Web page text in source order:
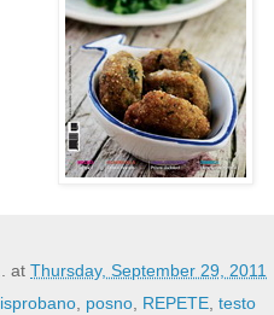
at Thursday, September 29, 2011
isprobano, posno, REPETE, testo